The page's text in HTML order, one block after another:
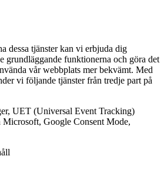
dessa tjänster kan vi erbjuda dig
grundläggande funktionerna och göra det
vår webbplats mer bekvämt. Med
vi följande tjänster från tredje part på
UET (Universal Event Tracking)
Microsoft, Google Consent Mode,